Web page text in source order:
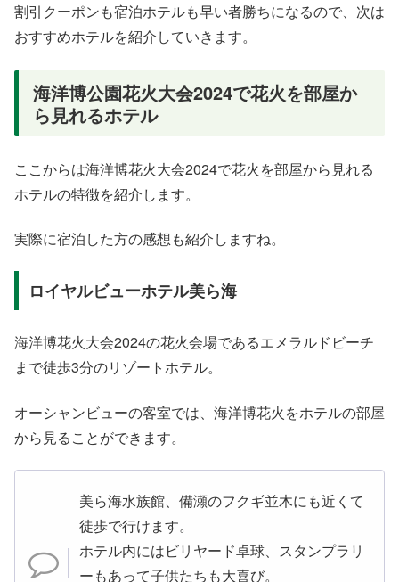
割引クーポンも宿泊ホテルも早い者勝ちになるので、次は
おすすめホテルを紹介していきます。
海洋博公園花火大会2024で花火を部屋か
ら見れるホテル
ここからは海洋博花火大会2024で花火を部屋から見れる
ホテルの特徴を紹介します。
実際に宿泊した方の感想も紹介しますね。
ロイヤルビューホテル美ら海
海洋博花火大会2024の花火会場であるエメラルドビーチ
まで徒歩3分のリゾートホテル。
オーシャンビューの客室では、海洋博花火をホテルの部屋
から見ることができます。
美ら海水族館、備瀬のフクギ並木にも近くて
徒歩で行けます。
ホテル内にはビリヤード卓球、スタンプラリ
ーもあって子供たちも大喜び。